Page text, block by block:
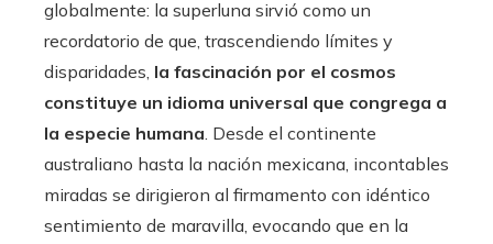
globalmente: la superluna sirvió como un
recordatorio de que, trascendiendo límites y
disparidades, la fascinación por el cosmos
constituye un idioma universal que congrega a
la especie humana. Desde el continente
australiano hasta la nación mexicana, incontables
miradas se dirigieron al firmamento con idéntico
sentimiento de maravilla, evocando que en la